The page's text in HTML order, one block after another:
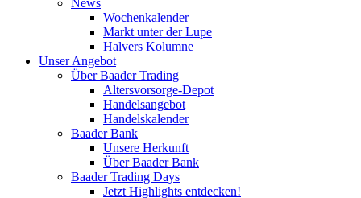
News
Wochenkalender
Markt unter der Lupe
Halvers Kolumne
Unser Angebot
Über Baader Trading
Altersvorsorge-Depot
Handelsangebot
Handelskalender
Baader Bank
Unsere Herkunft
Über Baader Bank
Baader Trading Days
Jetzt Highlights entdecken!